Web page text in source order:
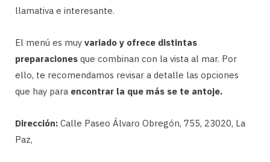
llamativa e interesante.
El menú es muy variado y ofrece distintas
preparaciones que combinan con la vista al mar. Por
ello, te recomendamos revisar a detalle las opciones
que hay para encontrar la que más se te antoje.
Dirección: Calle Paseo Álvaro Obregón, 755, 23020, La
Paz,